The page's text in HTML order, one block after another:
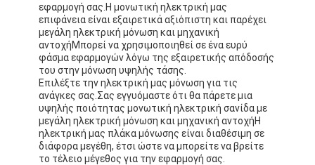
εφαρμογή σας.Η μονωτική ηλεκτρική μας
επιφάνεια είναι εξαιρετικά αξιόπιστη και παρέχει
μεγάλη ηλεκτρική μόνωση και μηχανική
αντοχήΜπορεί να χρησιμοποιηθεί σε ένα ευρύ
φάσμα εφαρμογών λόγω της εξαιρετικής απόδοσής
του στην μόνωση υψηλής τάσης.
Επιλέξτε την ηλεκτρική μας μόνωση για τις
ανάγκες σας.Σας εγγυόμαστε ότι θα πάρετε μια
υψηλής ποιότητας μονωτική ηλεκτρική σανίδα με
μεγάλη ηλεκτρική μόνωση και μηχανική αντοχήΗ
ηλεκτρική μας πλάκα μόνωσης είναι διαθέσιμη σε
διάφορα μεγέθη, έτσι ώστε να μπορείτε να βρείτε
το τέλειο μέγεθος για την εφαρμογή σας.